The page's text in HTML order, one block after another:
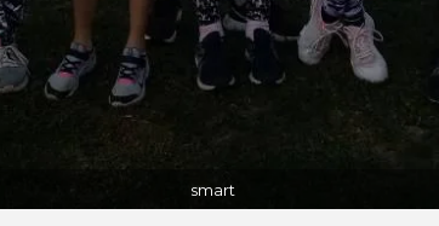
smart